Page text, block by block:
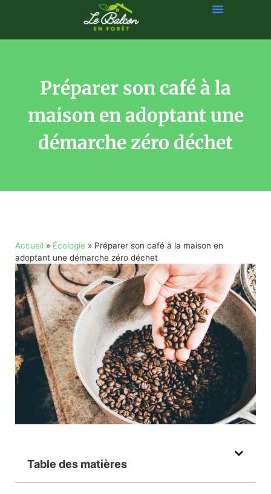
Préparer son café à la
maison en adoptant une
démarche zéro déchet
Accueil » Écologie » Préparer son café à la maison en
adoptant une démarche zéro déchet
Table des matières